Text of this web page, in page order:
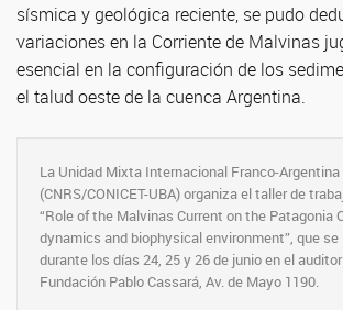
sísmica y geológica reciente, se pudo
variaciones en la Corriente de Malvinas
esencial en la configuración de los
el talud oeste de la cuenca Argentina.
La Unidad Mixta Internacional Franco-Argentina
(CNRS/CONICET-UBA) organiza el taller de
“Role of the Malvinas Current on the Patagonia
dynamics and biophysical environment”, que se
durante los días 24, 25 y 26 de junio en el
Fundación Pablo Cassará, Av. de Mayo 1190.